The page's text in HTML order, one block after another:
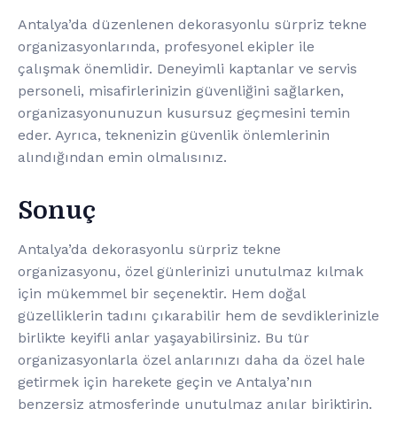
Antalya’da düzenlenen dekorasyonlu sürpriz tekne
organizasyonlarında, profesyonel ekipler ile
çalışmak önemlidir. Deneyimli kaptanlar ve servis
personeli, misafirlerinizin güvenliğini sağlarken,
organizasyonunuzun kusursuz geçmesini temin
eder. Ayrıca, teknenizin güvenlik önlemlerinin
alındığından emin olmalısınız.
Sonuç
Antalya’da dekorasyonlu sürpriz tekne
organizasyonu, özel günlerinizi unutulmaz kılmak
için mükemmel bir seçenektir. Hem doğal
güzelliklerin tadını çıkarabilir hem de sevdiklerinizle
birlikte keyifli anlar yaşayabilirsiniz. Bu tür
organizasyonlarla özel anlarınızı daha da özel hale
getirmek için harekete geçin ve Antalya’nın
benzersiz atmosferinde unutulmaz anılar biriktirin.